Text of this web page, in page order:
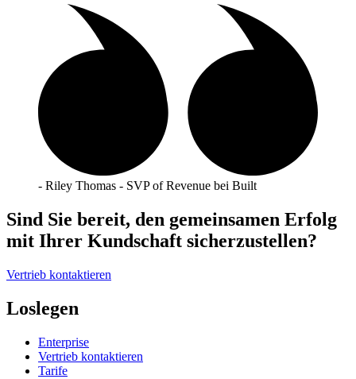
- Riley Thomas - SVP of Revenue bei Built
Sind Sie bereit, den gemeinsamen Erfolg
mit Ihrer Kundschaft sicherzustellen?
Vertrieb kontaktieren
Loslegen
Enterprise
Vertrieb kontaktieren
Tarife